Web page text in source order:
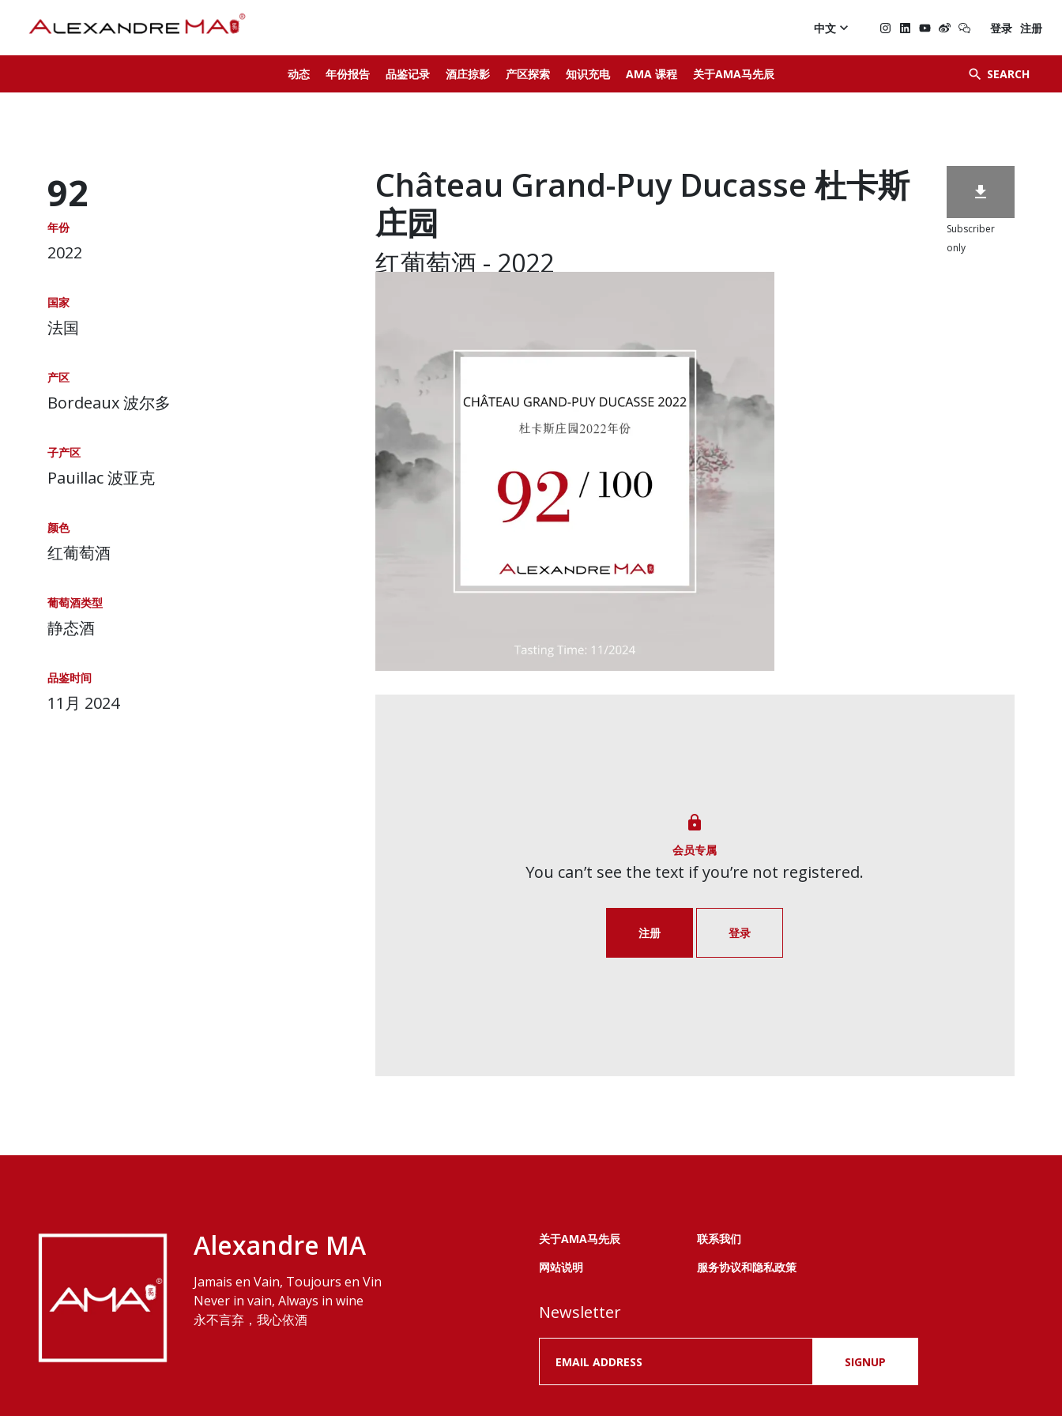
动态 年份报告 品鉴记录 酒庄掠影 产区探索 知识充电 AMA 课程 关于AMA马先辰  SEARCH

中文  登录 注册
92
年份
2022
国家
法国
产区
Bordeaux 波尔多
子产区
Pauillac 波亚克
颜色
红葡萄酒
葡萄酒类型
静态酒
品鉴时间
11月 2024
Château Grand-Puy Ducasse 杜卡斯
庄园
红葡萄酒 - 2022

Subscriber
only

会员专属
You can’t see the text if you’re not registered.
注册 登录
Alexandre MA
Jamais en Vain, Toujours en Vin
Never in vain, Always in wine
永不言弃，我心依酒
关于AMA马先辰
联系我们
网站说明
服务协议和隐私政策
Newsletter
SIGNUP